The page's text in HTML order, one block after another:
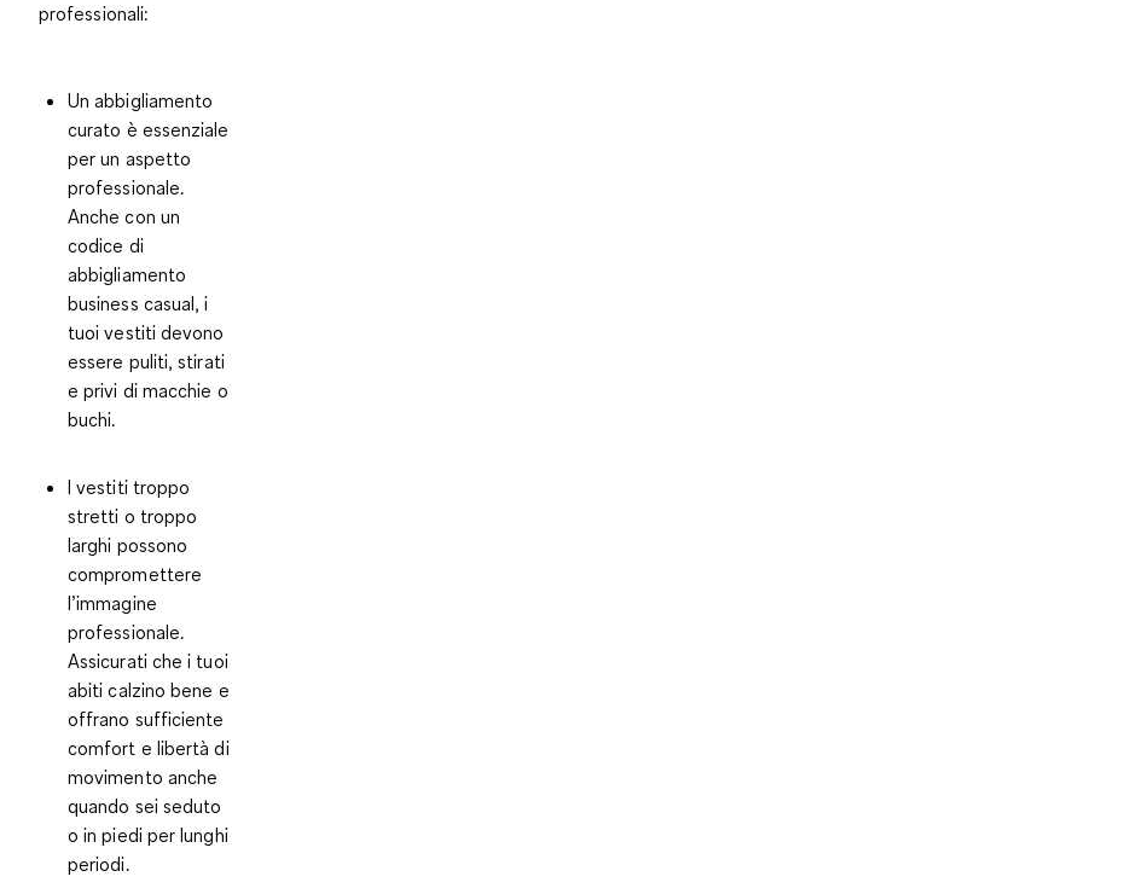
professionali:
Unabbigliamento
curato è essenziale
per un aspetto
professionale.
Anche con un
codice di
abbigliamento
business casual, i
tuoi vestiti devono
essere puliti, stirati
e privi di macchie o
buchi.
I vestiti troppo
stretti o troppo
larghi possono
compromettere
l’immagine
professionale.
Assicurati che i tuoi
abiti calzino bene e
offrano sufficiente
comfort e libertà di
movimento anche
quando sei seduto
o in piedi per lunghi
periodi.